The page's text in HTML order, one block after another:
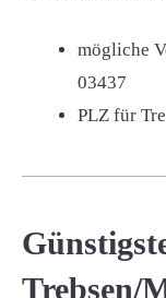
mögliche
03437
PLZ für
Trebsen/